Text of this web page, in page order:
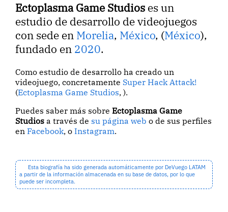
Ectoplasma Game Studios es un
estudio de desarrollo de videojuegos
con sede en Morelia, México, (México),
fundado en 2020.
Como estudio de desarrollo ha creado un
videojuego, concretamente Super Hack Attack!
(Ectoplasma Game Studios, ).
Puedes saber más sobreEctoplasma Game
Studios a través de su página web o de sus perfiles
enFacebook, oInstagram.
Esta biografía ha sido generada automáticamente por DeVuego LATAM
a partir de la información almacenada en su base de datos, por lo que
puede ser incompleta.